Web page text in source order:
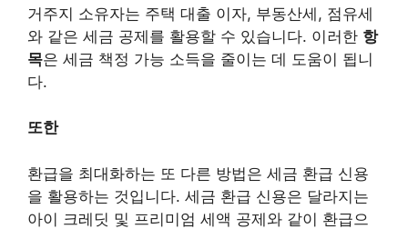
거주지 소유자는 주택 대출 이자, 부동산세, 점유세
와 같은 세금 공제를 활용할 수 있습니다. 이러한 항
목은 세금 책정 가능 소득을 줄이는 데 도움이 됩니
다.
또한
환급을 최대화하는 또 다른 방법은 세금 환급 신용
을 활용하는 것입니다. 세금 환급 신용은 달라지는
아이 크레딧 및 프리미엄 세액 공제와 같이 환급으